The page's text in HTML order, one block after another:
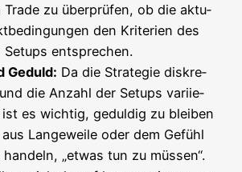
Trade zu über­prü­fen, ob die aktu­
den Kri­te­ri­en des
Set­ups entsprechen.
Geduld: Da die Stra­te­gie dis­kre­
die Anzahl der Set­ups vari­ie­
es wich­tig, gedul­dig zu blei­ben
Lan­ge­wei­le oder dem Gefühl
„etwas tun zu müs­sen“.